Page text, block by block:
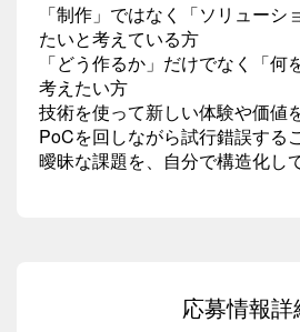
「制作」ではなく「ソリューシ
たいと考えている方
「どう作るか」だけでなく「何
考えたい方
技術を使って新しい体験や価値
PoCを回しながら試行錯誤する
曖昧な課題を、自分で構造化し
応募情報詳